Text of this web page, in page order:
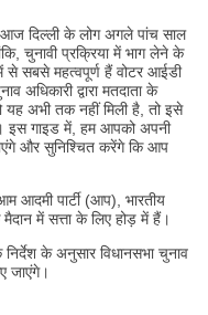
आज दिल्ली के लोग अगले पांच साल
चुनावी प्रक्रिया में भाग लेने के
सबसे महत्वपूर्ण हैं वोटर आईडी
अधिकारी द्वारा मतदाता के
अभी तक नहीं मिली है, तो इसे
इस गाइड में, हम आपको अपनी
और सुनिश्चित करेंगे कि आप
आदमी पार्टी (आप), भारतीय
मैदान में सत्ता के लिए होड़ में हैं।
के अनुसार विधानसभा चुनाव
जाएंगे।